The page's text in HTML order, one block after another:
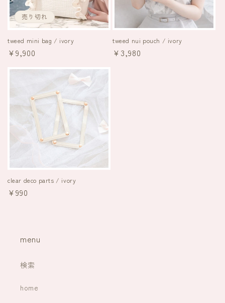
売り切れ
tweed mini bag / ivory
通
¥9,900
tweed nui pouch / ivory
通
¥3,980
clear deco parts / ivory
通
¥990
menu
検索
home